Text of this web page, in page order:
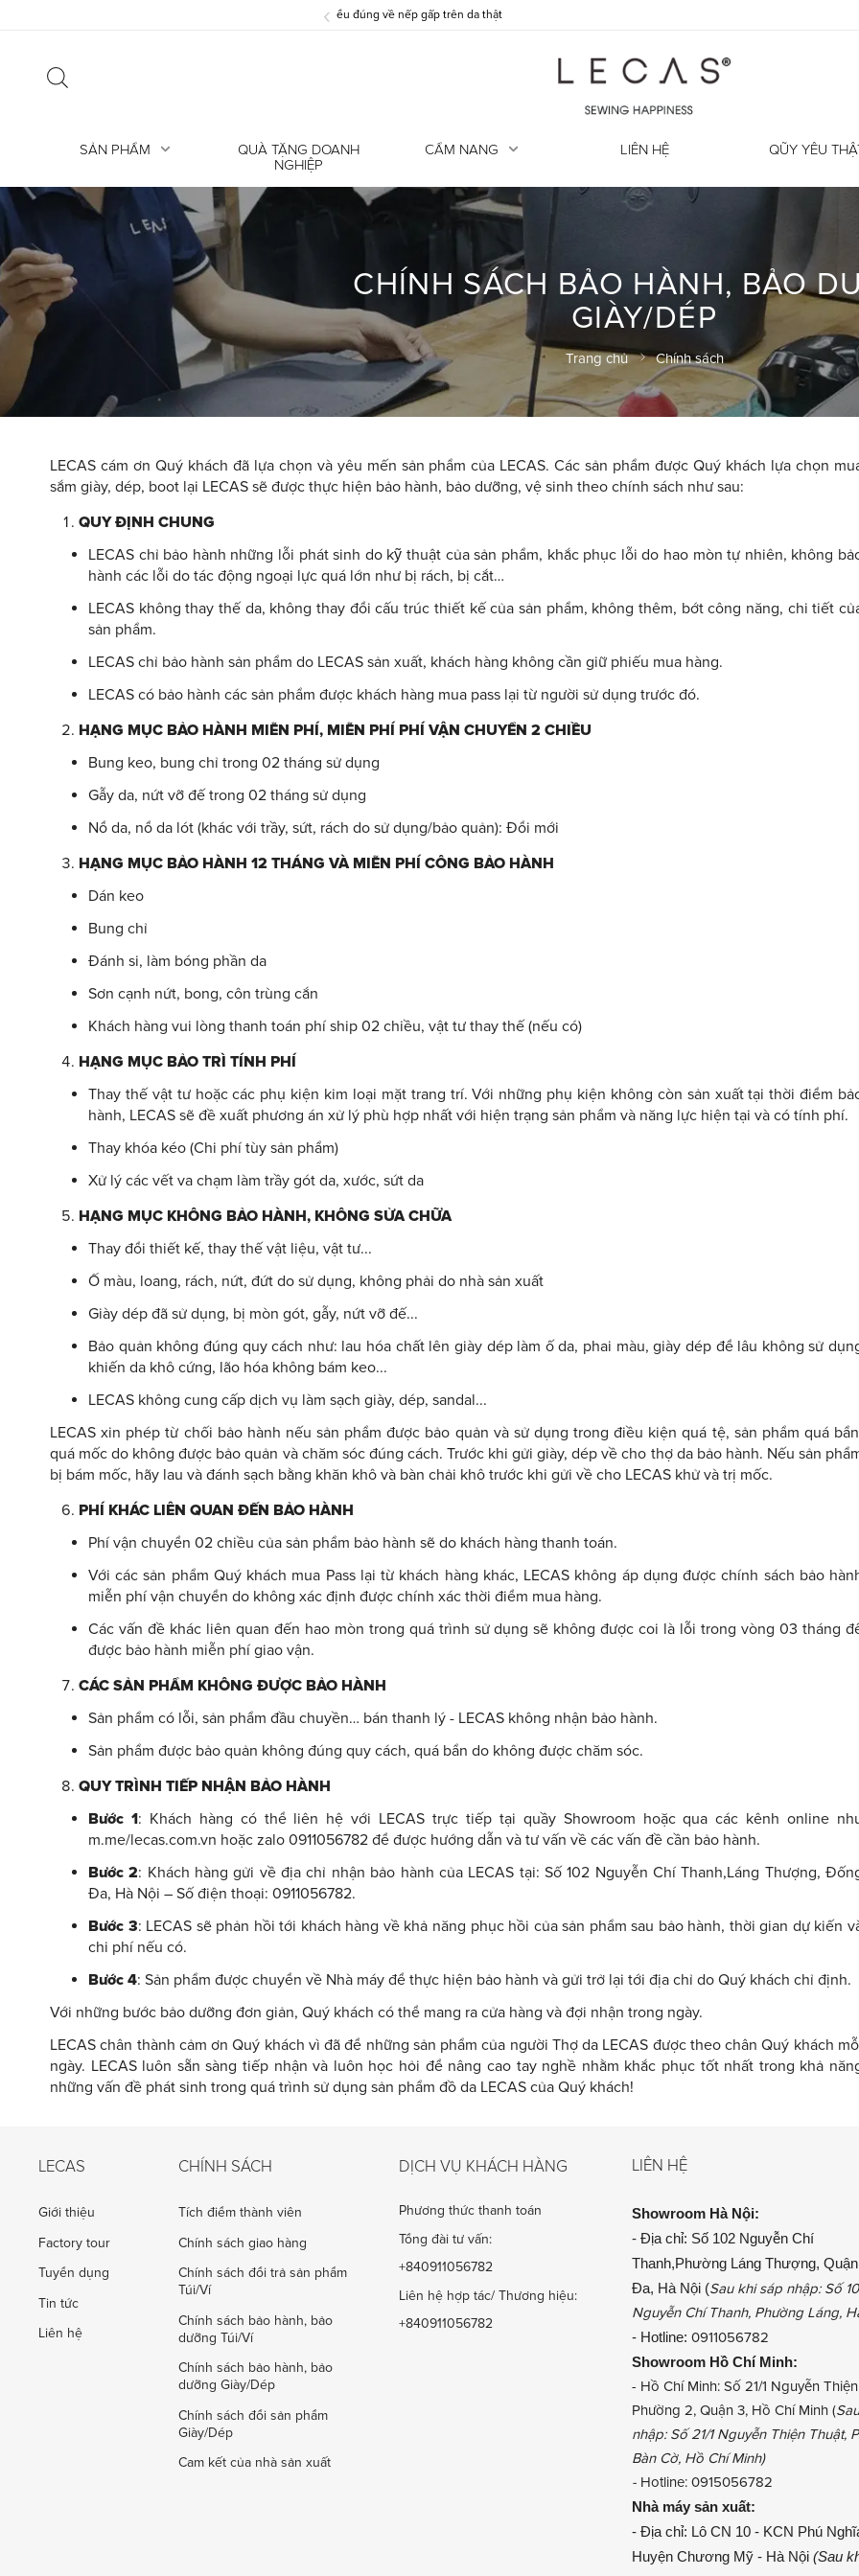
‹
SẢN PHẨM
QUÀ TẶNG DOANH
NGHIỆP
CẨM NANG LIÊN HỆ QŨY YÊU
CHÍNH SÁCH BẢO HÀNH, BẢO
GIÀY/DÉP
Trang chủ Chính sách
LECAS cám ơn Quý khách đã lựa chọn và yêu mến sản phẩm của LECAS. Các sản phẩm được Quý khách lựa chọn
sắm giày, dép, boot lại LECAS sẽ được thực hiện bảo hành, bảo dưỡng, vệ sinh theo chính sách như sau:
QUY ĐỊNH CHUNG
LECAS chỉ bảo hành những lỗi phát sinh do kỹ thuật của sản phẩm, khắc phục lỗi do hao mòn tự nhiên, không
hành các lỗi do tác động ngoại lực quá lớn như bị rách, bị cắt…
LECAS không thay thế da, không thay đổi cấu trúc thiết kế của sản phẩm, không thêm, bớt công năng, chi tiết
sản phẩm.
LECAS chỉ bảo hành sản phẩm do LECAS sản xuất, khách hàng không cần giữ phiếu mua hàng.
LECAS có bảo hành các sản phẩm được khách hàng mua pass lại từ người sử dụng trước đó.
HẠNG MỤC BẢO HÀNH MIỄN PHÍ, MIỄN PHÍ PHÍ VẬN CHUYỂN 2 CHIỀU
Bung keo, bung chỉ trong 02 tháng sử dụng
Gẫy da, nứt vỡ đế trong 02 tháng sử dụng
Nổ da, nổ da lót (khác với trầy, sứt, rách do sử dụng/bảo quản): Đổi mới
HẠNG MỤC BẢO HÀNH 12 THÁNG VÀ MIỄN PHÍ CÔNG BẢO HÀNH
Dán keo
Bung chỉ
Đánh si, làm bóng phần da
Sơn cạnh nứt, bong, côn trùng cắn
Khách hàng vui lòng thanh toán phí ship 02 chiều, vật tư thay thế (nếu có)
HẠNG MỤC BẢO TRÌ TÍNH PHÍ
Thay thế vật tư hoặc các phụ kiện kim loại mặt trang trí. Với những phụ kiện không còn sản xuất tại thời điểm
hành, LECAS sẽ đề xuất phương án xử lý phù hợp nhất với hiện trạng sản phẩm và năng lực hiện tại và có tính phí.
Thay khóa kéo (Chi phí tùy sản phẩm)
Xử lý các vết va chạm làm trầy gót da, xước, sứt da
HẠNG MỤC KHÔNG BẢO HÀNH, KHÔNG SỬA CHỮA
Thay đổi thiết kế, thay thế vật liệu, vật tư...
Ố màu, loang, rách, nứt, đứt do sử dụng, không phải do nhà sản xuất
Giày dép đã sử dụng, bị mòn gót, gẫy, nứt vỡ đế...
Bảo quản không đúng quy cách như: lau hóa chất lên giày dép làm ố da, phai màu, giày dép để lâu không sử
khiến da khô cứng, lão hóa không bám keo...
LECAS không cung cấp dịch vụ làm sạch giày, dép, sandal...
LECAS xin phép từ chối bảo hành nếu sản phẩm được bảo quản và sử dụng trong điều kiện quá tệ, sản phẩm quá
quá mốc do không được bảo quản và chăm sóc đúng cách. Trước khi gửi giày, dép về cho thợ da bảo hành. Nếu sản
bị bám mốc, hãy lau và đánh sạch bằng khăn khô và bàn chải khô trước khi gửi về cho LECAS khử và trị mốc.
PHÍ KHÁC LIÊN QUAN ĐẾN BẢO HÀNH
Phí vận chuyển 02 chiều của sản phẩm bảo hành sẽ do khách hàng thanh toán.
Với các sản phẩm Quý khách mua Pass lại từ khách hàng khác, LECAS không áp dụng được chính sách bảo
miễn phí vận chuyển do không xác định được chính xác thời điểm mua hàng.
Các vấn đề khác liên quan đến hao mòn trong quá trình sử dụng sẽ không được coi là lỗi trong vòng 03 tháng
được bảo hành miễn phí giao vận.
CÁC SẢN PHẨM KHÔNG ĐƯỢC BẢO HÀNH
Sản phẩm có lỗi, sản phẩm đầu chuyền… bán thanh lý - LECAS không nhận bảo hành.
Sản phẩm được bảo quản không đúng quy cách, quá bẩn do không được chăm sóc.
QUY TRÌNH TIẾP NHẬN BẢO HÀNH
Bước 1: Khách hàng có thể liên hệ với LECAS trực tiếp tại quầy Showroom hoặc qua các kênh online
m.me/lecas.com.vn hoặc zalo 0911056782 để được hướng dẫn và tư vấn về các vấn đề cần bảo hành.
Bước 2: Khách hàng gửi về địa chỉ nhận bảo hành của LECAS tại: Số 102 Nguyễn Chí Thanh,Láng Thượng,
Đa, Hà Nội – Số điện thoại: 0911056782.
Bước 3: LECAS sẽ phản hồi tới khách hàng về khả năng phục hồi của sản phẩm sau bảo hành, thời gian dự kiến
chi phí nếu có.
Bước 4: Sản phẩm được chuyển về Nhà máy để thực hiện bảo hành và gửi trở lại tới địa chỉ do Quý khách chỉ định.
Với những bước bảo dưỡng đơn giản, Quý khách có thể mang ra cửa hàng và đợi nhận trong ngày.
LECAS chân thành cảm ơn Quý khách vì đã để những sản phẩm của người Thợ da LECAS được theo chân Quý khách
ngày. LECAS luôn sẵn sàng tiếp nhận và luôn học hỏi để nâng cao tay nghề nhằm khắc phục tốt nhất trong khả
những vấn đề phát sinh trong quá trình sử dụng sản phẩm đồ da LECAS của Quý khách!
LECAS
Giới thiệu
Factory tour
Tuyển dụng
Tin tức
Liên hệ
CHÍNH SÁCH
Tích điểm thành viên
Chính sách giao hàng
Chính sách đổi trả sản phẩm
Túi/Ví
Chính sách bảo hành, bảo
dưỡng Túi/Ví
Chính sách bảo hành, bảo
dưỡng Giày/Dép
Chính sách đổi sản phẩm
Giày/Dép
Cam kết của nhà sản xuất
DỊCH VỤ KHÁCH HÀNG
Phương thức thanh toán
Tổng đài tư vấn:
+840911056782
Liên hệ hợp tác/ Thương hiệu:
+840911056782
LIÊN HỆ
Showroom Hà Nội:
- Địa chỉ: Số 102 Nguyễn Chí
Thanh,Phường Láng Thượng,
Đa, Hà Nội (Sau khi sáp nhập: Số
Nguyễn Chí Thanh, Phường Láng,
- Hotline: 0911056782
Showroom Hồ Chí Minh:
- Hồ Chí Minh: Số 21/1 Nguyễn
Phường 2, Quận 3, Hồ Chí Minh (
nhập: Số 21/1 Nguyễn Thiện Thuật,
Bàn Cờ, Hồ Chí Minh)
- Hotline: 0915056782
Nhà máy sản xuất:
- Địa chỉ: Lô CN 10 - KCN Phú
Huyện Chương Mỹ - Hà Nội (Sau